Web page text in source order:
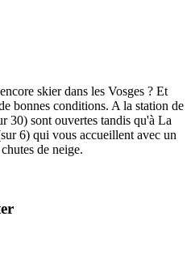
skier dans les Vosges ? Et
bonnes conditions. A la station de
30) sont ouvertes tandis qu'à La
6) qui vous accueillent avec un
de neige.